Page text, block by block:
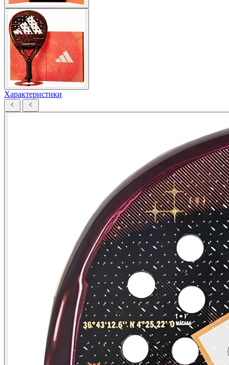
Характеристики